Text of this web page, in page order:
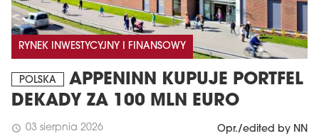
RYNEK INWESTYCYJNY I FINANSOWY
POLSKA
APPENINN KUPUJE PORTFEL
DEKADY ZA 100 MLN EURO
schedule 03 sierpnia 2026 Opr./edited by NN